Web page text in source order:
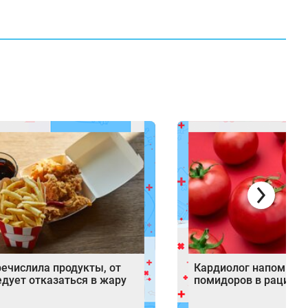
продукты, от
отказаться в жару
Кардиолог напомнил
помидоров в рационе